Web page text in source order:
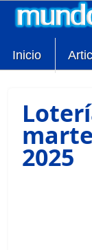
Inicio
2025